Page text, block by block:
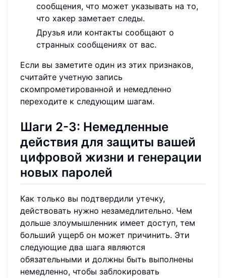
сообщения, что может указывать на то,
что хакер заметает следы.
Друзья или контакты сообщают о
странных сообщениях от вас.
Если вы заметите один из этих признаков,
считайте учетную запись
скомпрометированной и немедленно
переходите к следующим шагам.
Шаги 2-3: Немедленные
действия для защиты вашей
цифровой жизни и генерации
новых паролей
Как только вы подтвердили утечку,
действовать нужно незамедлительно. Чем
дольше злоумышленник имеет доступ, тем
больший ущерб он может причинить. Эти
следующие два шага являются
обязательными и должны быть выполнены
немедленно, чтобы заблокировать